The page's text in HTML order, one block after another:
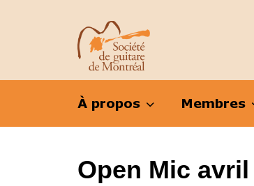
À propos Membres
Open Mic avril